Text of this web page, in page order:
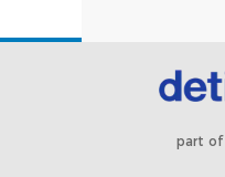
part of